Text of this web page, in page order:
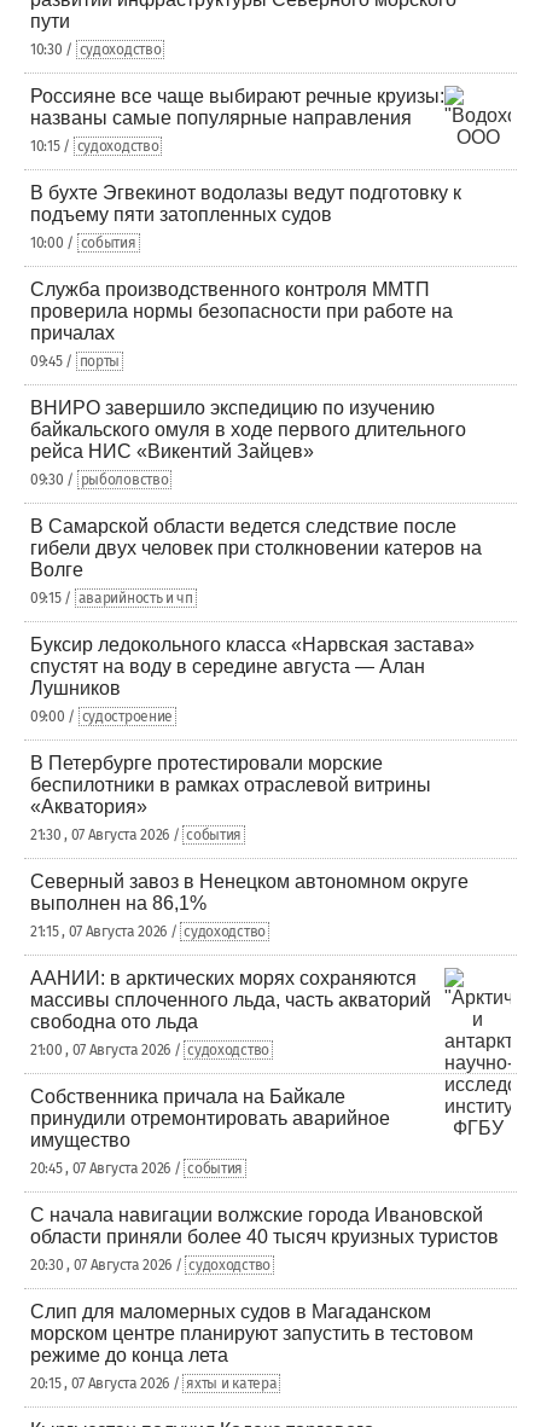
пути
10:30 / судоходство
Россияне все чаще выбирают речные круизы:
названы самые популярные направления
10:15 / судоходство
В бухте Эгвекинот водолазы ведут подготовку к
подъему пяти затопленных судов
10:00 / события
Служба производственного контроля ММТП
проверила нормы безопасности при работе на
причалах
09:45 / порты
ВНИРО завершило экспедицию по изучению
байкальского омуля в ходе первого длительного
рейса НИС «Викентий Зайцев»
09:30 / рыболовство
В Самарской области ведется следствие после
гибели двух человек при столкновении катеров на
Волге
09:15 / аварийность и чп
Буксир ледокольного класса «Нарвская застава»
спустят на воду в середине августа — Алан
Лушников
09:00 / судостроение
В Петербурге протестировали морские
беспилотники в рамках отраслевой витрины
«Акватория»
21:30 , 07 Августа 2026 / события
Северный завоз в Ненецком автономном округе
выполнен на 86,1%
21:15 , 07 Августа 2026 / судоходство
ААНИИ: в арктических морях сохраняются
массивы сплоченного льда, часть акваторий
свободна ото льда
21:00 , 07 Августа 2026 / судоходство
Собственника причала на Байкале
принудили отремонтировать аварийное
имущество
20:45 , 07 Августа 2026 / события
С начала навигации волжские города Ивановской
области приняли более 40 тысяч круизных туристов
20:30 , 07 Августа 2026 / судоходство
Слип для маломерных судов в Магаданском
морском центре планируют запустить в тестовом
режиме до конца лета
20:15 , 07 Августа 2026 / яхты и катера